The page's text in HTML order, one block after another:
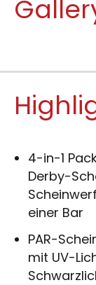
4-in-1
Derby-
einer Bar
PAR-
mit UV-